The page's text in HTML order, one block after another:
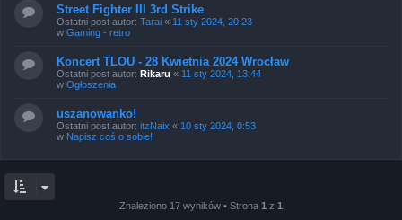
Street Fighter III 3rd Strike
Ostatni post autor: Tarai « 11 sty 2024, 20:23
w Gaming - retro
Koncert TLOU - 28 Kwietnia 2024 Wrocław
Ostatni post autor: Rikaru « 11 sty 2024, 13:44
w Ogłoszenia
uszanowanko!
Ostatni post autor: itzNaix « 10 sty 2024, 0:53
w Napisz coś o sobie!
Znaleziono 17 wyników • Strona 1 z 1